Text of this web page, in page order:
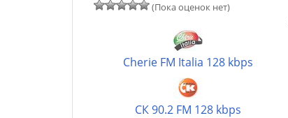
(Пока оценок нет)
Cherie FM Italia 128 kbps
СК 90.2 FM 128 kbps